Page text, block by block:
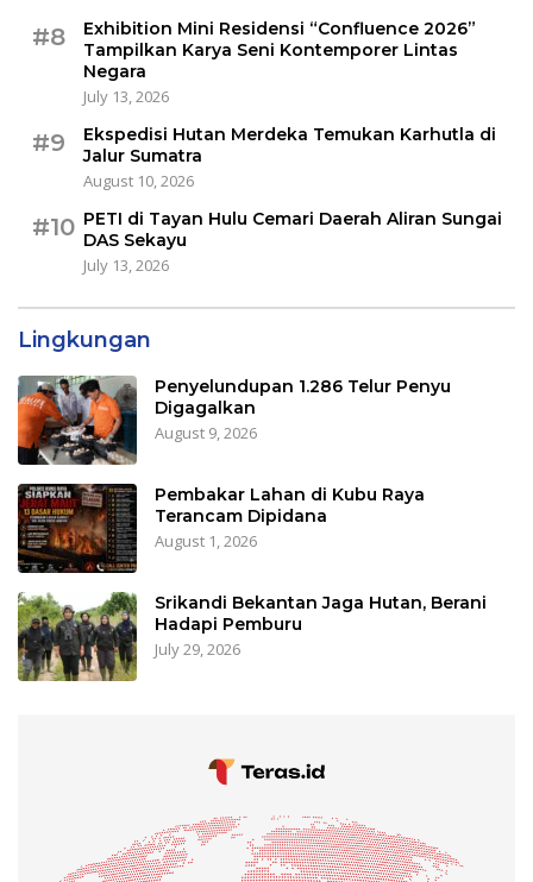
#8
Exhibition Mini Residensi “Confluence 2026”
Tampilkan Karya Seni Kontemporer Lintas
Negara
July 13, 2026
#9
Ekspedisi Hutan Merdeka Temukan Karhutla di
Jalur Sumatra
August 10, 2026
#10 PETI di Tayan Hulu Cemari Daerah Aliran Sungai
DAS Sekayu
July 13, 2026
Lingkungan
Penyelundupan 1.286 Telur Penyu
Digagalkan
August 9, 2026
Pembakar Lahan di Kubu Raya
Terancam Dipidana
August 1, 2026
Srikandi Bekantan Jaga Hutan, Berani
Hadapi Pemburu
July 29, 2026